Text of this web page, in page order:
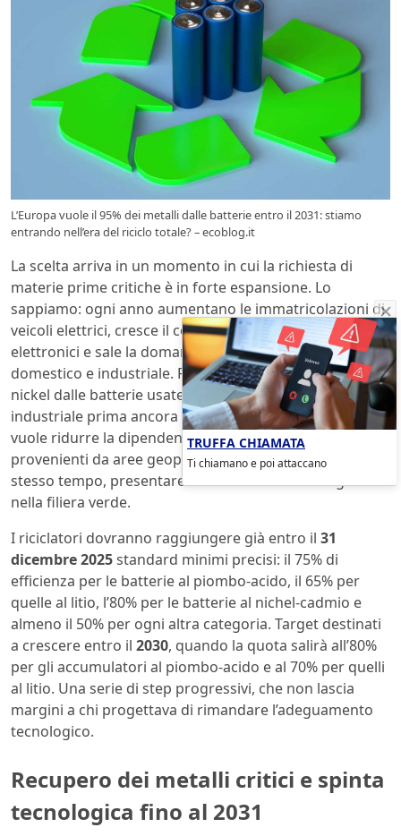
L’Europa vuole il 95% dei metalli dalle batterie entro il 2031: stiamo
entrando nell’era del riciclo totale? – ecoblog.it
La scelta arriva in un momento in cui la richiesta di
materie prime critiche è in forte espansione. Lo
sappiamo: ogni anno aumentano le immatricolazioni di
veicoli elettrici, cresce il consumo di dispositivi
elettronici e sale la domanda di sistemi per l’accumulo
domestico e industriale. Recuperare litio, cobalto e
nickel dalle batterie usate diventa quindi una strategia
industriale prima ancora che ambientale. Bruxelles
vuole ridurre la dipendenza dall’importazione di risorse
provenienti da aree geopoliticamente instabili e, allo
stesso tempo, presentare l’Unione come leader globale
nella filiera verde.
I riciclatori dovranno raggiungere già entro il 31
dicembre 2025standard minimi precisi: il 75% di
efficienza per le batterie al piombo‑acido, il 65% per
quelle al litio, l’80% per le batterie al nichel‑cadmio e
almeno il 50% per ogni altra categoria. Target destinati
a crescere entro il 2030, quando la quota salirà all’80%
per gli accumulatori al piombo‑acido e al 70% per quelli
al litio. Una serie di step progressivi, che non lascia
margini a chi progettava di rimandare l’adeguamento
tecnologico.
Recupero dei metalli critici e spinta
tecnologica fino al 2031
TRUFFA CHIAMATA
Ti chiamano e poi attaccano